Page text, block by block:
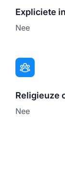
Expliciete
Nee
Religieuze
Nee